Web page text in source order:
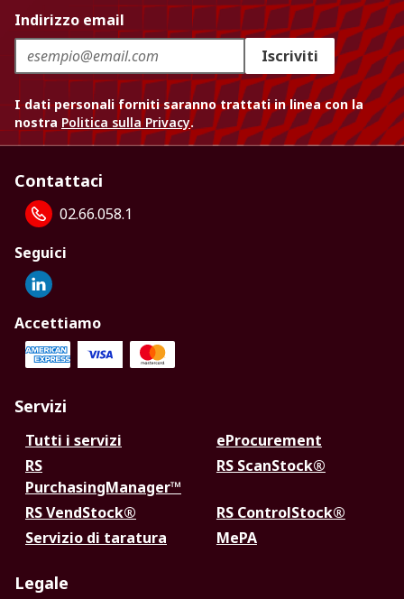
Indirizzo email
Iscriviti
I dati personali forniti saranno trattati in linea con la
nostra Politica sulla Privacy.
Contattaci
02.66.058.1
Seguici
Accettiamo
Servizi
Tutti i servizi
eProcurement
RS
PurchasingManager™
RS ScanStock®
RS VendStock®
RS ControlStock®
Servizio di taratura
MePA
Legale